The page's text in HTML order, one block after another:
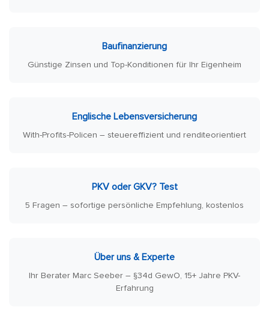
Baufinanzierung
Günstige Zinsen und Top-Konditionen für Ihr Eigenheim
Englische Lebensversicherung
With-Profits-Policen – steuereffizient und renditeorientiert
PKV oder GKV? Test
5 Fragen – sofortige persönliche Empfehlung, kostenlos
Über uns & Experte
Ihr Berater Marc Seeber – §34d GewO, 15+ Jahre PKV-
Erfahrung